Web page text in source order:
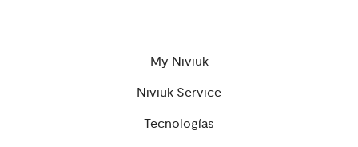
My Niviuk
Niviuk Service
Tecnologías